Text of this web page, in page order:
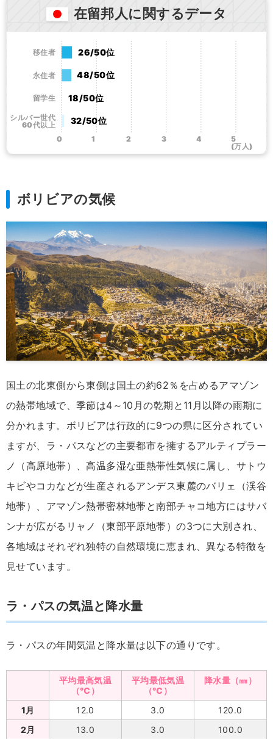
在留邦人に関するデータ
32/50位
18/50位
48/50位
26/50位
シルバー世代
60代以上
留学生
永住者
移住者
0 1 2 3 4
5
(万人)
ボリビアの気候
国土の北東側から東側は国土の約62％を占めるアマゾン
の熱帯地域で、季節は4～10月の乾期と11月以降の雨期に
分かれます。ボリビアは行政的に9つの県に区分されてい
ますが、ラ・パスなどの主要都市を擁するアルティプラー
ノ（高原地帯）、高温多湿な亜熱帯性気候に属し、サトウ
キビやコカなどが生産されるアンデス東麓のバリェ（渓谷
地帯）、アマゾン熱帯密林地帯と南部チャコ地方にはサバ
ンナが広がるリャノ（東部平原地帯）の3つに大別され、
各地域はそれぞれ独特の自然環境に恵まれ、異なる特徴を
見せています。
ラ・パスの気温と降水量
ラ・パスの年間気温と降水量は以下の通りです。
平均最高気温
（℃）
平均最低気温
（℃）
降水量（㎜）
1月 12.0 3.0
120.0
2月
13.0 3.0
100.0